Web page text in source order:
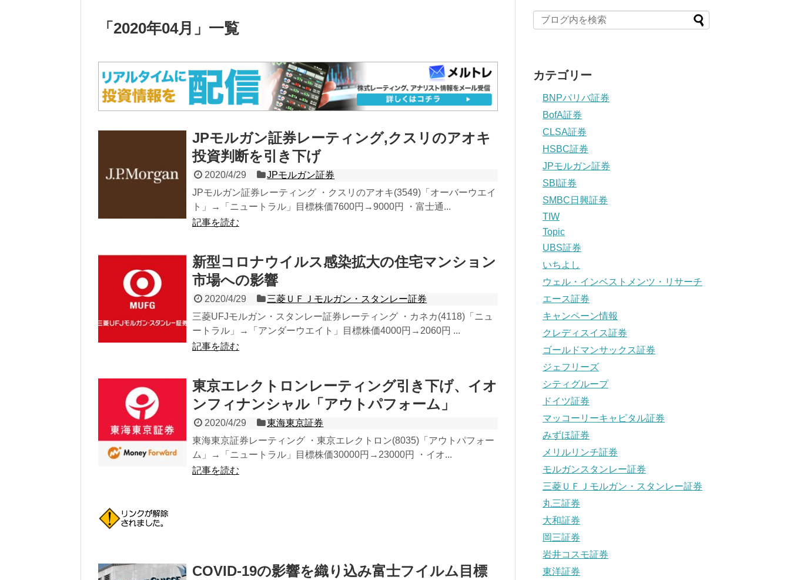
「 2020年04月 」 一覧
JPモルガン証券レーティング,クスリのアオキ
投資判断を引き下げ
2020/4/29
JPモルガン証券
JPモルガン証券レーティング ・クスリのアオキ(3549)「オーバーウエイ
ト」→「ニュートラル」目標株価7600円→9000円 ・富士通...
記事を読む
新型コロナウイルス感染拡大の住宅マンション
市場への影響
2020/4/29
三菱ＵＦＪモルガン・スタンレー証券
三菱UFJモルガン・スタンレー証券レーティング ・カネカ(4118)「ニュ
ートラル」→「アンダーウエイト」目標株価4000円→2060円 ...
記事を読む
東京エレクトロンレーティング引き下げ、イオ
ンフィナンシャル「アウトパフォーム」
2020/4/29
東海東京証券
東海東京証券レーティング ・東京エレクトロン(8035)「アウトパフォー
ム」→「ニュートラル」目標株価30000円→23000円 ・イオ...
記事を読む
COVID-19の影響を織り込み富士フイルム目標
カテゴリー
BNPパリバ証券
BofA証券
CLSA証券
HSBC証券
JPモルガン証券
SBI証券
SMBC日興証券
TIW
Topic
UBS証券
いちよし
ウェル・インベストメンツ・リサーチ
エース証券
キャンペーン情報
クレディスイス証券
ゴールドマンサックス証券
ジェフリーズ
シティグループ
ドイツ証券
マッコーリーキャピタル証券
みずほ証券
メリルリンチ証券
モルガンスタンレー証券
三菱ＵＦＪモルガン・スタンレー証券
丸三証券
大和証券
岡三証券
岩井コスモ証券
東洋証券